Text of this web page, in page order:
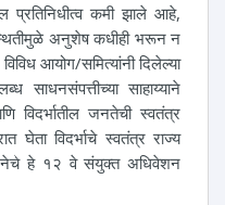
प्रतिनिधीत्व कमी झाले आहे,
स्थितीमुळे अनुशेष कधीही भरून न
आयोग/समित्यांनी दिलेल्या
साधनसंपत्तीच्या साहाय्याने
विदर्भातील जनतेची स्वतंत्र
घेता विदर्भाचे स्वतंत्र राज्य
हे १२ वे संयुक्त अधिवेशन